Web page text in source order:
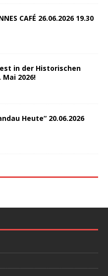
CAFÉ 26.06.2026 19.30
in der Historischen
2026!
Heute“ 20.06.2026